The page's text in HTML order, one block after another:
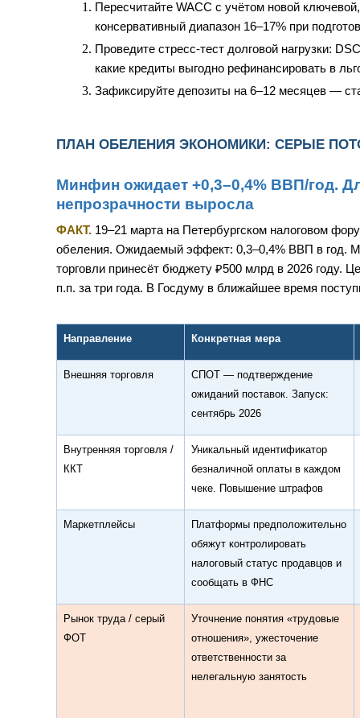
Пересчитайте WACC с учётом новой
консервативный диапазон 16–17% при
Проведите стресс-тест долговой нагрузки:
какие кредиты выгодно рефинансировать в
Зафиксируйте депозиты на 6–12 месяцев —
ПЛАН ОБЕЛЕНИЯ ЭКОНОМИКИ: СЕРЫЕ
Минфин ожидает +0,3–0,4% ВВП/год.
непрозрачности выросла
ФАКТ. 19–21 марта на Петербургском налоговом
обеления. Ожидаемый эффект: 0,3–0,4% ВВП в год.
торговли принесёт бюджету ₽500 млрд в 2026 году.
п.п. за три года. В Госдуму в ближайшее время
Направление Конкретная мера
Внешняя торговля
СПОТ — подтверждение
ожиданий поставок. Запуск:
сентябрь 2026
Внутренняя торговля /
ККТ
Уникальный идентификатор
безналичной оплаты в каждом
чеке. Повышение штрафов
Маркетплейсы
Платформы предположительно
обяжут контролировать
налоговый статус продавцов и
сообщать в ФНС
Рынок труда / серый
ФОТ
Уточнение понятия «трудовые
отношения», ужесточение
ответственности за
нелегальную занятость